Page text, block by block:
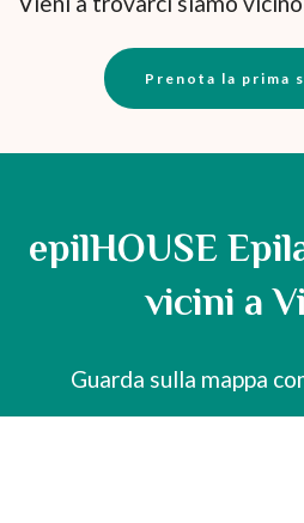
Prenota la prima
epilHOUSE
vicini a
Guarda sulla mappa